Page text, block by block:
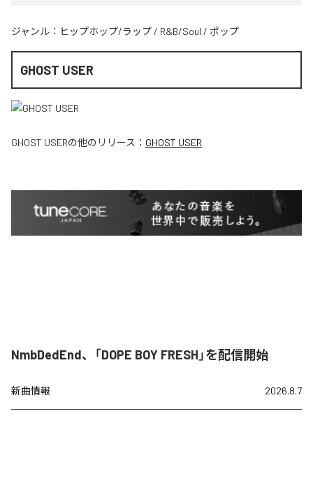
ジャンル： ヒップホップ/ラップ / R&B/Soul / ポップ
GHOST USER
GHOST USERの他のリリース： GHOST USER
NmbDedEnd、「DOPE BOY FRESH」を配信開始
新曲情報 2026.8.7